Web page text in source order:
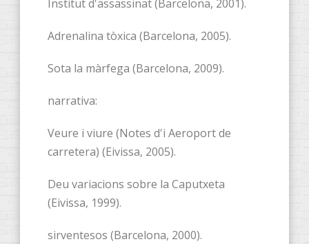
Institut d'assassinat (Barcelona, 2001).
Adrenalina tòxica (Barcelona, 2005).
Sota la màrfega (Barcelona, 2009).
narrativa:
Veure i viure (Notes d'i Aeroport de
carretera) (Eivissa, 2005).
Deu variacions sobre la Caputxeta
(Eivissa, 1999).
sirventesos (Barcelona, 2000).